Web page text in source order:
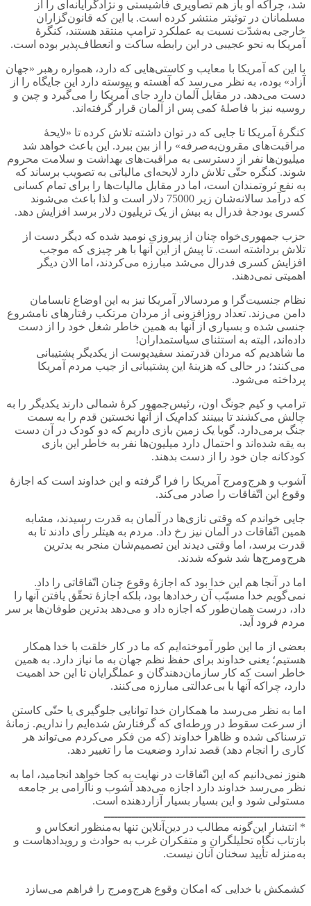
شد، چراکه او باز هم تصاویری فاشیستی و نژادگرایانه‌ای‌ را از
مسلمانان در توئیتر منتشر کرده است. با این که قانون‌گزاران
خارجی به‌شدّت نسبت به عملکرد ترامپ منتقد هستند، کنگرۀ
آمریکا به نحو عجیبی در این رابطه ساکت و انعطاف‌پذیر بوده است.
با این که آمریکا با معایب و کاستی‌هایی که دارد، همواره رهبر «جهان
آزاد» بوده، به نظر می‌رسد که آهسته و پیوسته دارد این جایگاه را از
دست می‌دهد. در مقابل آلمان دارد جای آمریکا را می‌گیرد و چین و
روسیه نیز با فاصلۀ کمی پس از آلمان قرار گرفته‌اند.
کنگرۀ آمریکا تا جایی که در توان داشته تلاش کرده تا «لایحۀ
مراقبت‌های مقرون‌به‌صرفه» را از بین ببرد. این باعث خواهد شد
میلیون‌ها نفر از دسترسی به مراقبت‌های بهداشت و سلامت محروم
شوند. کنگره حتّی تلاش دارد لایحه‌ای مالیاتی به تصویب برساند که
به نفع ثروتمندان است، اما در مقابل مالیات‌ها را برای تمام کسانی
که درآمد سالانه‌شان زیر 75000 دلار است و لذا باعث می‌شوند
کسری بودجۀ فدرال به بیش از یک تریلیون دلار برسد افزایش دهد.
حزب جمهوری‌خواه چنان از پیروزی نومید شده‌ که دیگر دست از
تلاش برداشته است. تا پیش از این آنها با هر چیزی که موجب
افزایش کسری فدرال می‌شد مبارزه می‌کردند، اما الان دیگر
اهمیتی نمی‌دهند.
نظام جنسیت‌گرا و مردسالار آمریکا نیز به این اوضاع نابسامان
دامن می‌زند. تعداد روزافزونی از مردان مرتکب رفتارهای نامشروع
جنسی شده و بسیاری از آنها به همین خاطر شغل خود را از دست
داده‌اند، البته به استثنای سیاستمداران!
ما شاهدیم که مردان قدرتمند سفیدپوست از یکدیگر پشتیبانی
می‌کنند؛ در حالی که هزینۀ این پشتیبانی از جیب مردم آمریکا
پرداخته می‌شود.
ترامپ و کیم جونگ اون، رئیس‌جمهور کرۀ شمالی دارند یکدیگر را به
چالش می‌کشند تا ببینند کدام‌یک از آنها نخستین قدم را به سمت
جنگ برمی‌دارد. گویا یک زمین بازی داریم که دو کودک در آن دست
به یقه شده‌اند و احتمال دارد میلیون‌ها نفر به خاطر این بازی
کودکانه جان خود را از دست بدهند.
آشوب و هرج‌و‌مرج آمریکا را فرا گرفته و این خداوند است که اجازۀ
وقوع این اتّفاقات را صادر می‌کند.
جایی خواندم که وقتی نازی‌ها در آلمان به قدرت رسیدند، مشابه
همین اتّفاقات در آلمان نیز رخ داد. مردم به هیتلر رأی دادند تا به
قدرت برسد، اما وقتی دیدند این تصمیم‌شان منجر به بدترین
هرج‌و‌مرج‌ها شد شوکه شدند.
اما در آنجا هم این خدا بود که اجازۀ وقوع چنان اتّفاقاتی را داد.
نمی‌گویم خدا مسبّب آن رخدادها بود، بلکه اجازۀ تحقّق یافتن آنها را
داد، درست همان‌طور که اجازه داد و می‌دهد بدترین طوفان‌ها بر سر
مردم فرود آید.
بعضی از ما این طور آموخته‌ایم که ما در کار خلقت با خدا همکار
هستیم؛ یعنی خداوند برای حفظ نظم جهان به ما نیاز دارد. به همین
خاطر است که کار سازمان‌دهندگان و عملگرایان تا این حد اهمیت
دارد، چراکه آنها با بی‌عدالتی مبارزه می‌کنند.
اما به نظر می‌رسد ما همکاران خدا توانایی جلوگیری یا حتّی کاستن
از سرعت سقوط در ورطه‌ای که گرفتارش شده‌ایم را نداریم. زمانۀ
ترسناکی شده و ظاهراً خداوند (که من فکر می‌کردم می‌تواند هر
کاری را انجام دهد) قصد ندارد وضعیت ما را تغییر دهد.
هنوز نمی‌دانیم که این اتّفاقات در نهایت به کجا خواهد انجامید، اما به
نظر می‌رسد خداوند دارد اجازه می‌دهد آشوب و ناآرامی بر جامعه
مستولی شود و این بسیار بسیار آزاردهنده است.
ــــــــــــــــــــــــــــــــــــــــــــــــــــــــــ
* انتشار این‌گونه مطالب در دین‌آنلاین تنها به‌منظور انعکاس و
بازتاب نگاه تحلیلگران و متفکران غرب به حوادث و رویدادهاست و
به‌منزله تأیید سخنان آنان نیست.
کشمکش با خدایی که امکان وقوع هرج‌و‌مرج را فراهم می‌سازد